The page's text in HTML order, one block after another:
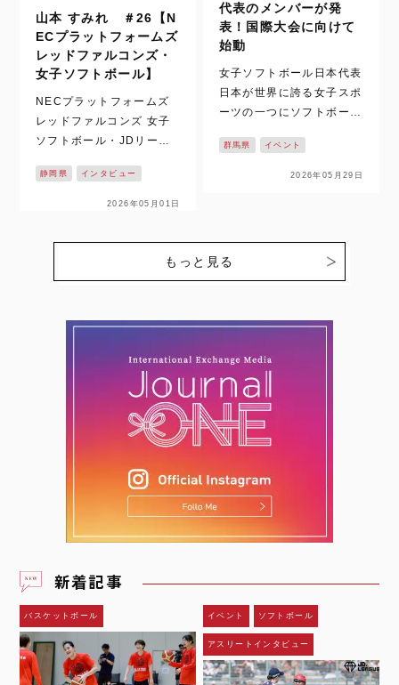
山本 すみれ ＃26【N
ECプラットフォームズ
レッドファルコンズ・
女子ソフトボール】
NECプラットフォームズ
レッドファルコンズ 女子
ソフトボール・JDリーグ
開幕！！ 静岡県掛川市を
拠点に活動し、悲願の日本
コンズ】の戦いが始まりま
す。ここでは、個性豊かな
静岡県 インタビュー
2026年05月01日
代表のメンバーが発
表！国際大会に向けて
始動
女子ソフトボール日本代表
日本が世界に誇る女子スポ
ーツの一つにソフトボール
くの国際大会でも、表彰台
に上がってきた日本代表。
群馬県 イベント
2026年05月29日
もっと見る
新着記事
バスケットボール イベント ソフトボール
アスリートインタビュー